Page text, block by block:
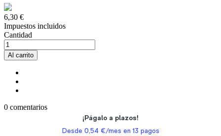
6,30 €
Impuestos incluidos
Cantidad
Al carrito
0 comentarios